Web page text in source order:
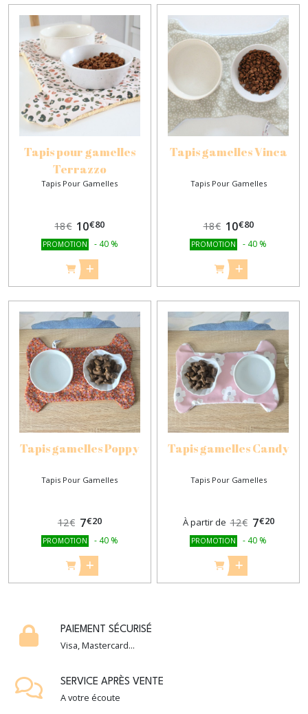
Tapis pour gamelles
Terrazzo
Tapis Pour Gamelles
18€ 10€80
PROMOTION - 40 %
Tapis gamelles Vinca
Tapis Pour Gamelles
18€ 10€80
PROMOTION - 40 %
Tapis gamelles Poppy
Tapis Pour Gamelles
12€ 7€20
PROMOTION - 40 %
Tapis gamelles Candy
Tapis Pour Gamelles
À partir de 12€ 7€20
PROMOTION - 40 %
PAIEMENT SÉCURISÉ
Visa, Mastercard...
SERVICE APRÈS VENTE
A votre écoute